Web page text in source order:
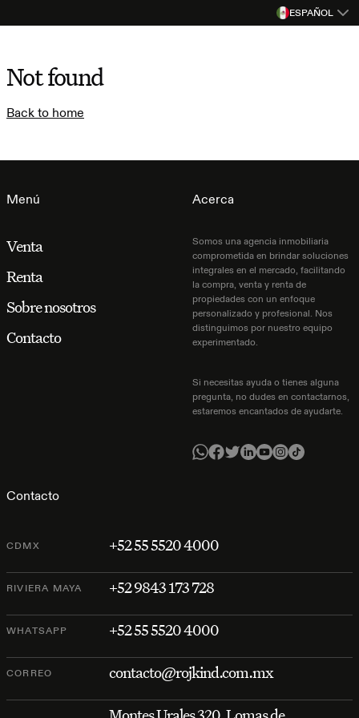
ESPAÑOL
Not found
Back to home
Menú
Venta
Renta
Sobre nosotros
Contacto
Contacto
CDMX +52 55 5520 4000
RIVIERA MAYA +52 9843 173 728
WHATSAPP +52 55 5520 4000
CORREO contacto@rojkind.com.mx
Acerca
Somos una agencia inmobiliaria
comprometida en brindar soluciones
integrales en el mercado, facilitando
la compra, venta y renta de
propiedades con un enfoque
personalizado y profesional. Nos
distinguimos por nuestro equipo
experimentado.
Si necesitas ayuda o tienes alguna
pregunta, no dudes en contactarnos,
estaremos encantados de ayudarte.